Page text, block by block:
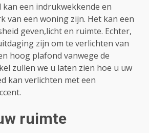
een indrukwekkende en
van een woning zijn. Het kan een
geven,licht en ruimte. Echter,
zijn om te verlichten van
hoog plafond vanwege de
zullen we u laten zien hoe u uw
kan verlichten met een
ruimte